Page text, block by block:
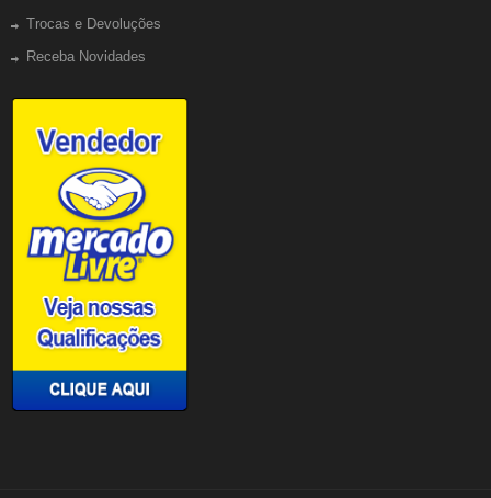
Trocas e Devoluções
Receba Novidades